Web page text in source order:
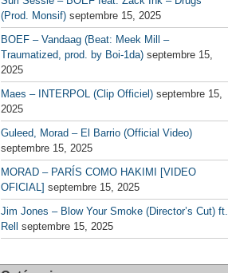
(Prod. Monsif) septembre 15, 2025
BOEF – Vandaag (Beat: Meek Mill –
Traumatized, prod. by Boi-1da) septembre 15,
2025
Maes – INTERPOL (Clip Officiel) septembre 15,
2025
Guleed, Morad – El Barrio (Official Video)
septembre 15, 2025
MORAD – PARÍS COMO HAKIMI [VIDEO
OFICIAL] septembre 15, 2025
Jim Jones – Blow Your Smoke (Director’s Cut) ft.
Rell
septembre 15, 2025